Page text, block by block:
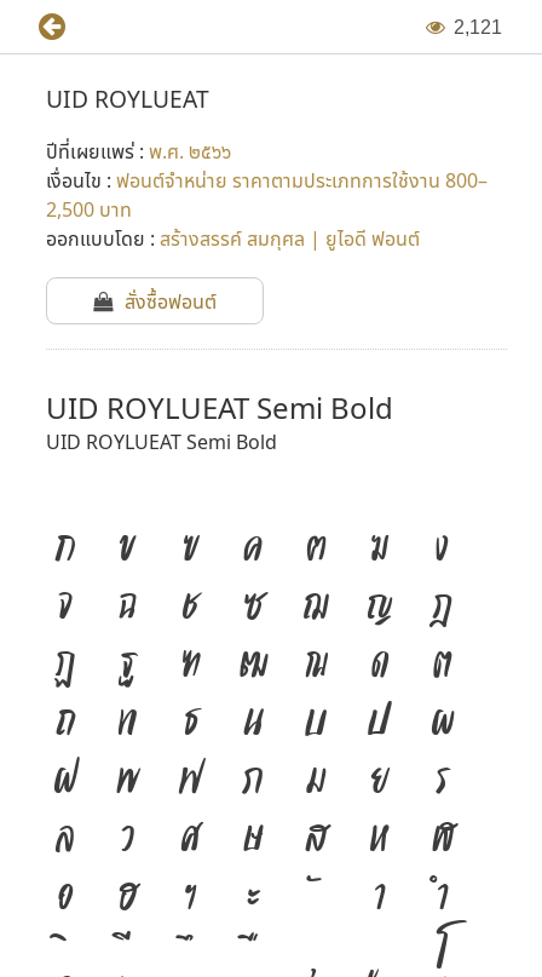
2,121
UID ROYLUEAT
ปีที่เผยแพร่ : พ.ศ. ๒๕๖๖
เงื่อนไข : ฟอนต์จำหน่าย ราคาตามประเภทการใช้งาน 800–
2,500 บาท
ออกแบบโดย : สร้างสรรค์ สมกุศล | ยูไอดี ฟอนต์
สั่งซื้อฟอนต์
UID ROYLUEAT Semi Bold
UID ROYLUEAT Semi Bold
ก ข ฃ ค ฅ ฆ
ง
จ
ฉ ช ซ ฌ ญ
ฎ
ฏ
ฐ ฑ ฒ ณ ด
ต
ถ
ท ธ น บ ป
ผ
ฝ
พ ฟ ภ ม ย
ร
ล
ว ศ ษ ส ห
ฬ
อ
ฮ ฯ ะ า
ำ
โ